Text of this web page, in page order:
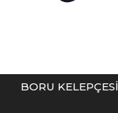
BORU KELEPÇESİ